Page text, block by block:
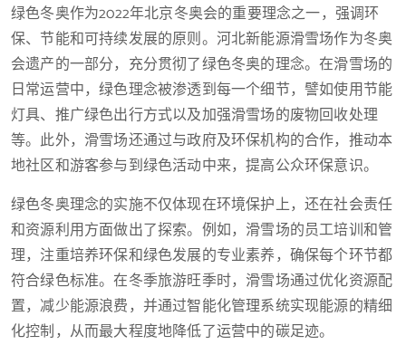
绿色冬奥作为2022年北京冬奥会的重要理念之一，强调环
保、节能和可持续发展的原则。河北新能源滑雪场作为冬奥
会遗产的一部分，充分贯彻了绿色冬奥的理念。在滑雪场的
日常运营中，绿色理念被渗透到每一个细节，譬如使用节能
灯具、推广绿色出行方式以及加强滑雪场的废物回收处理
等。此外，滑雪场还通过与政府及环保机构的合作，推动本
地社区和游客参与到绿色活动中来，提高公众环保意识。
绿色冬奥理念的实施不仅体现在环境保护上，还在社会责任
和资源利用方面做出了探索。例如，滑雪场的员工培训和管
理，注重培养环保和绿色发展的专业素养，确保每个环节都
符合绿色标准。在冬季旅游旺季时，滑雪场通过优化资源配
置，减少能源浪费，并通过智能化管理系统实现能源的精细
化控制，从而最大程度地降低了运营中的碳足迹。